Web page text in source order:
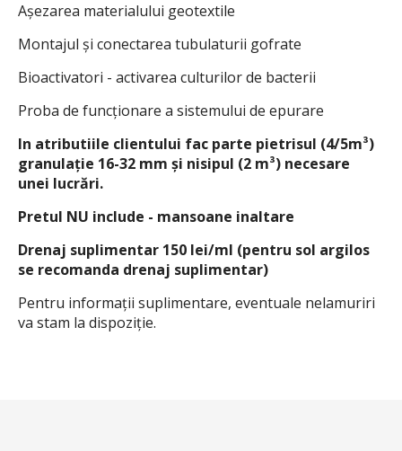
Aşezarea materialului geotextile
Montajul şi conectarea tubulaturii gofrate
Bioactivatori - activarea culturilor de bacterii
Proba de funcţionare a sistemului de epurare
In atributiile clientului fac parte pietrisul (4/5m³)
granulaţie 16-32 mm şi nisipul (2 m³) necesare
unei lucrări.
Pretul NU include - mansoane inaltare
Drenaj suplimentar 150 lei/ml (pentru sol argilos
se recomanda drenaj suplimentar)
Pentru informaţii suplimentare, eventuale nelamuriri
va stam la dispoziţie.